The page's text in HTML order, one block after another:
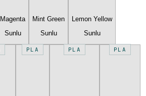
Magenta
Sunlu
Mint Green
Sunlu
Lemon Yellow
Sunlu
PLA PLA PLA